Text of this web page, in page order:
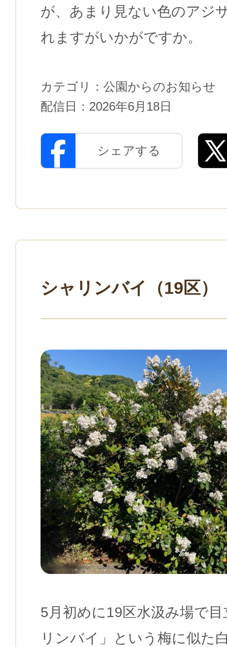
が、あまり見ない色のアジ
れますがいかがですか。
カテゴリ： 公園からのお知らせ
配信日： 2026年6月18日
シェアする
シャリンバイ（19区）
5月初めに19区水汲み場で
リンバイ」という梅に似た